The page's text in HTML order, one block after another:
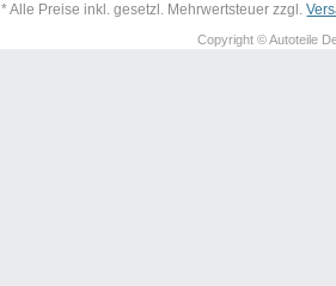
* Alle Preise inkl. gesetzl. Mehrwertsteuer zzgl.
Copyright © Autoteile